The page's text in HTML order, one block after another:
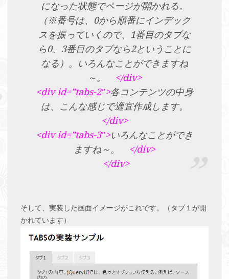
になった状態でページが開かれる。
（※番号は、0から順番にインデック
スを振っていくので、1番目のタブな
ら0、3番目のタブなら2ということに
なる）。いろんなことができますね
～。
</div>
<div id=”tabs-2″>各コンテンツの中身
は、こんな感じで適宜作成します。
</div>
<div id=”tabs-3″>いろんなことができ
ますね～。 </div>
</div>
そして、実装した画面イメージがこれです。（タブ１が開
かれています）